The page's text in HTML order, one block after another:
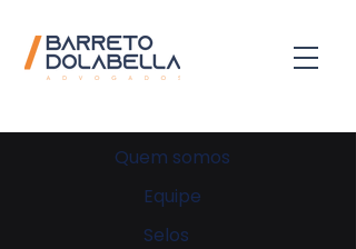
Quem somos
Equipe
Selos